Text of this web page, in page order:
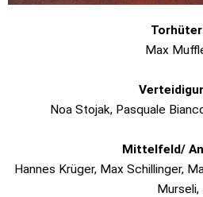
Max
Noa Stojak, Pasquale
Mittelfeld/
Hannes Krüger, Max Schillinger,
Murseli,